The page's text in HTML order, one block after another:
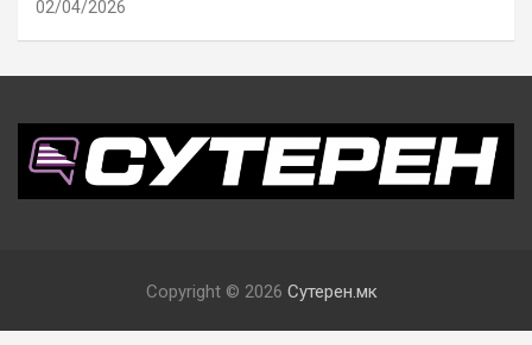
02/04/2026
Copyright © 2026 Сутерен.мк